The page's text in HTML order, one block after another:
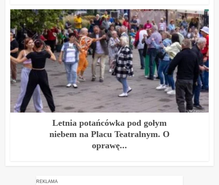
Letnia potańcówka pod gołym
niebem na Placu Teatralnym. O
oprawę...
REKLAMA